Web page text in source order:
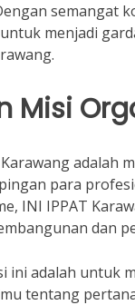
semangat
menjadi
Misi
adalah
para
INI IPPAT
dan
ini adalah untuk
tentang